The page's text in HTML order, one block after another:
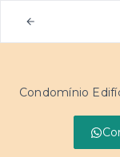
Condomínio